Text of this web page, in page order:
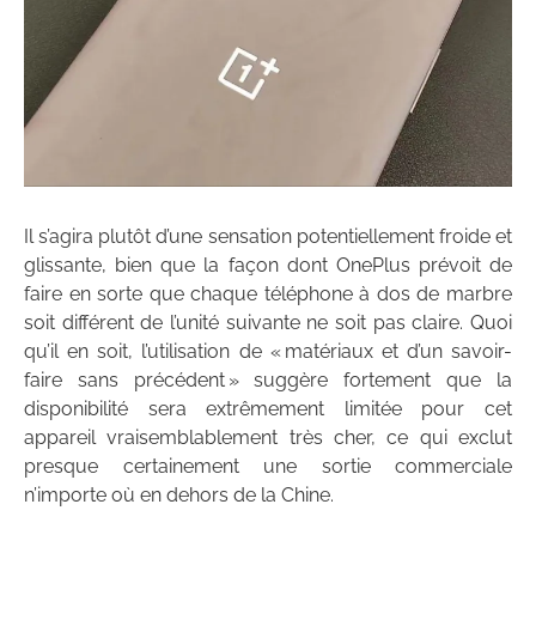
Il s’agira plutôt d’une sensation potentiellement froide et
glissante, bien que la façon dont OnePlus prévoit de
faire en sorte que chaque téléphone à dos de marbre
soit différent de l’unité suivante ne soit pas claire. Quoi
qu’il en soit, l’utilisation de « matériaux et d’un savoir-
faire sans précédent » suggère fortement que la
disponibilité sera extrêmement limitée pour cet
appareil vraisemblablement très cher, ce qui exclut
presque certainement une sortie commerciale
n’importe où en dehors de la Chine.